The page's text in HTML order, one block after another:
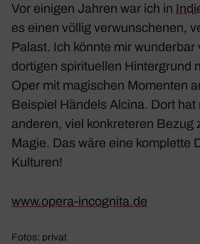
Vor einigen Jahren war ich in
es einen völlig verwun­schenen,
Palast. Ich könnte mir wunderbar
dortigen spiri­tu­ellen Hinter­grund
Oper mit magi­schen Momenten
Beispiel Händels Alcina. Dort hat
anderen, viel konkre­teren Bezug
Magie. Das wäre eine komplette
Kulturen!
www​.opera​-inco​gnita​.de
Fotos: privat